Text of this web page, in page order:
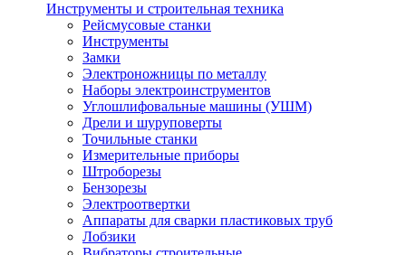
Инструменты и строительная техника
Рейсмусовые станки
Инструменты
Замки
Электроножницы по металлу
Наборы электроинструментов
Углошлифовальные машины (УШМ)
Дрели и шуруповерты
Точильные станки
Измерительные приборы
Штроборезы
Бензорезы
Электроотвертки
Аппараты для сварки пластиковых труб
Лобзики